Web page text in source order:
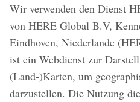
Wir verwenden den Dienst
von HERE Global B.V,
Eindhoven, Niederlande
ist ein Webdienst zur
(Land-)Karten, um
darzustellen. Die Nutzung